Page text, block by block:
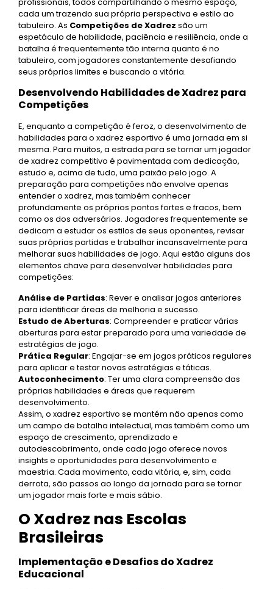
cada um trazendo sua própria perspectiva e estilo ao
tabuleiro. As Competições de Xadrez são um
espetáculo de habilidade, paciência e resiliência, onde a
batalha é frequentemente tão interna quanto é no
tabuleiro, com jogadores constantemente desafiando
seus próprios limites e buscando a vitória.
Desenvolvendo Habilidades de Xadrez para
Competições
E, enquanto a competição é feroz, o desenvolvimento de
habilidades para o xadrez esportivo é uma jornada em si
mesma. Para muitos, a estrada para se tornar um jogador
de xadrez competitivo é pavimentada com dedicação,
estudo e, acima de tudo, uma paixão pelo jogo. A
preparação para competições não envolve apenas
entender o xadrez, mas também conhecer
profundamente os próprios pontos fortes e fracos, bem
como os dos adversários. Jogadores frequentemente se
dedicam a estudar os estilos de seus oponentes, revisar
suas próprias partidas e trabalhar incansavelmente para
melhorar suas habilidades de jogo. Aqui estão alguns dos
elementos chave para desenvolver habilidades para
competições:
Análise de Partidas: Rever e analisar jogos anteriores
para identificar áreas de melhoria e sucesso.
Estudo de Aberturas: Compreender e praticar várias
aberturas para estar preparado para uma variedade de
estratégias de jogo.
Prática Regular: Engajar-se em jogos práticos regulares
para aplicar e testar novas estratégias e táticas.
Autoconhecimento: Ter uma clara compreensão das
próprias habilidades e áreas que requerem
desenvolvimento.
Assim, o xadrez esportivo se mantém não apenas como
um campo de batalha intelectual, mas também como um
espaço de crescimento, aprendizado e
autodescobrimento, onde cada jogo oferece novos
insights e oportunidades para desenvolvimento e
maestria. Cada movimento, cada vitória, e, sim, cada
derrota, são passos ao longo da jornada para se tornar
um jogador mais forte e mais sábio.
O Xadrez nas Escolas
Brasileiras
Implementação e Desafios do Xadrez
Educacional